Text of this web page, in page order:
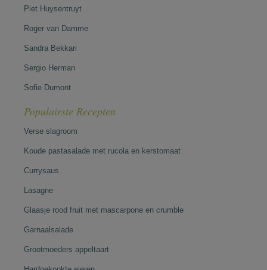
Piet Huysentruyt
Roger van Damme
Sandra Bekkari
Sergio Herman
Sofie Dumont
Populairste Recepten
Verse slagroom
Koude pastasalade met rucola en kerstomaat
Currysaus
Lasagne
Glaasje rood fruit met mascarpone en crumble
Garnaalsalade
Grootmoeders appeltaart